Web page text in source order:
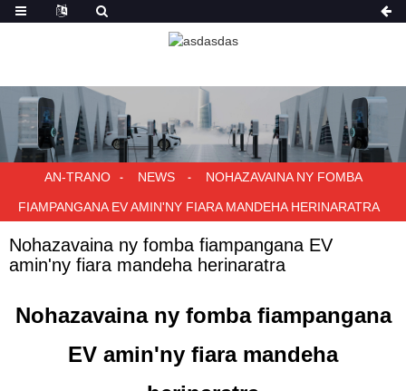
AN-TRANO NEWS NOHAZAVAINA NY FOMBA
FIAMPANGANA EV AMIN'NY FIARA MANDEHA HERINARATRA
Nohazavaina ny fomba fiampangana EV
amin'ny fiara mandeha herinaratra
Nohazavaina ny fomba fiampangana
EV amin'ny fiara mandeha